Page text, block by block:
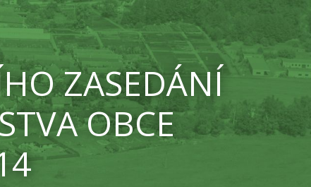
ZASEDÁNÍ
OBCE